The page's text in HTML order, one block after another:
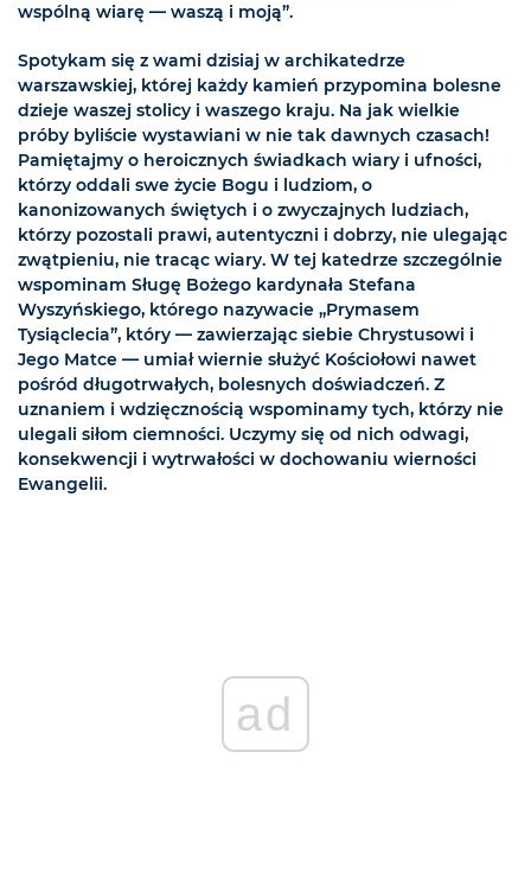
wspólną wiarę — waszą i moją”.
Spotykam się z wami dzisiaj w archikatedrze
warszawskiej, której każdy kamień przypomina bolesne
dzieje waszej stolicy i waszego kraju. Na jak wielkie
próby byliście wystawiani w nie tak dawnych czasach!
Pamiętajmy o heroicznych świadkach wiary i ufności,
którzy oddali swe życie Bogu i ludziom, o
kanonizowanych świętych i o zwyczajnych ludziach,
którzy pozostali prawi, autentyczni i dobrzy, nie ulegając
zwątpieniu, nie tracąc wiary. W tej katedrze szczególnie
wspominam Sługę Bożego kardynała Stefana
Wyszyńskiego, którego nazywacie „Prymasem
Tysiąclecia”, który — zawierzając siebie Chrystusowi i
Jego Matce — umiał wiernie służyć Kościołowi nawet
pośród długotrwałych, bolesnych doświadczeń. Z
uznaniem i wdzięcznością wspominamy tych, którzy nie
ulegali siłom ciemności. Uczymy się od nich odwagi,
konsekwencji i wytrwałości w dochowaniu wierności
Ewangelii.
ad